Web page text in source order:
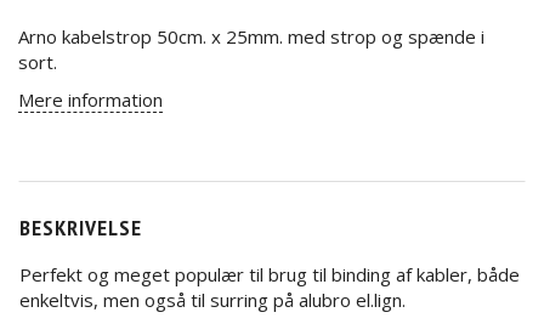
Arno kabelstrop 50cm. x 25mm. med strop og spænde i
sort.
Mere information
BESKRIVELSE
Perfekt og meget populær til brug til binding af kabler, både
enkeltvis, men også til surring på alubro el.lign.